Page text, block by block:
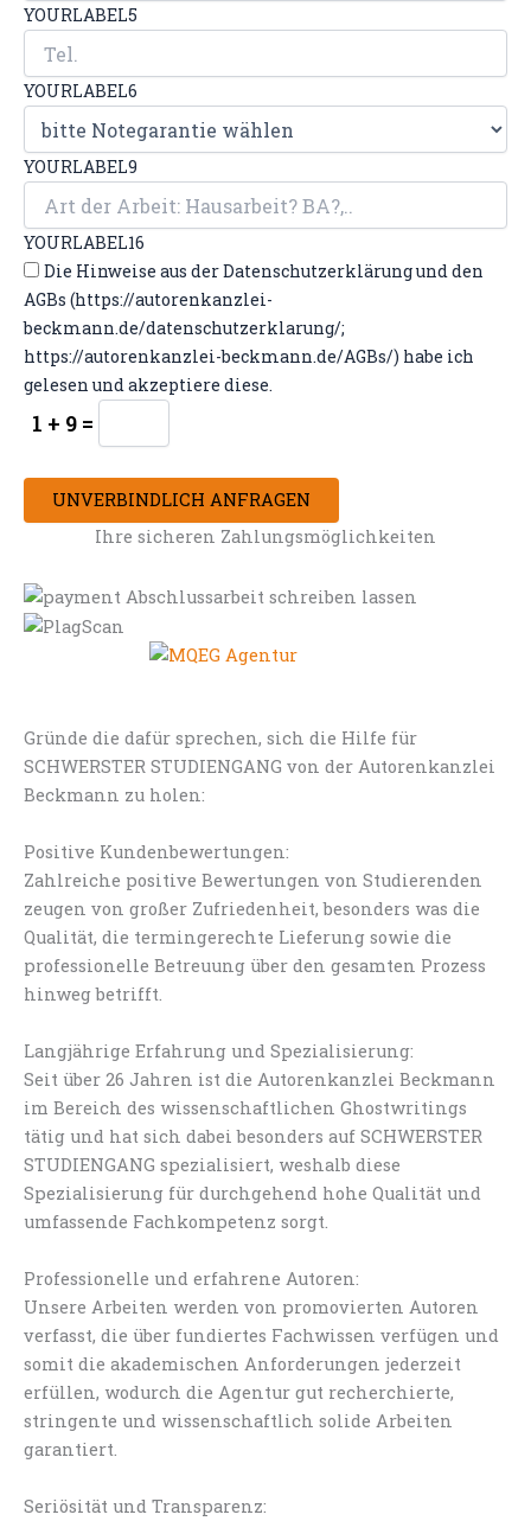
YOURLABEL5
YOURLABEL6
YOURLABEL9
YOURLABEL16
Die Hinweise aus der Datenschutzerklärung und den
AGBs (https://autorenkanzlei-
beckmann.de/datenschutzerklarung/;
https://autorenkanzlei-beckmann.de/AGBs/) habe ich
gelesen und akzeptiere diese.
1 + 9 =
UNVERBINDLICH ANFRAGEN
Ihre sicheren Zahlungsmöglichkeiten
Gründe die dafür sprechen, sich die Hilfe für
SCHWERSTER STUDIENGANG von der Autorenkanzlei
Beckmann zu holen:
Positive Kundenbewertungen:
Zahlreiche positive Bewertungen von Studierenden
zeugen von großer Zufriedenheit, besonders was die
Qualität, die termingerechte Lieferung sowie die
professionelle Betreuung über den gesamten Prozess
hinweg betrifft.
Langjährige Erfahrung und Spezialisierung:
Seit über 26 Jahren ist die Autorenkanzlei Beckmann
im Bereich des wissenschaftlichen Ghostwritings
tätig und hat sich dabei besonders auf SCHWERSTER
STUDIENGANG spezialisiert, weshalb diese
Spezialisierung für durchgehend hohe Qualität und
umfassende Fachkompetenz sorgt.
Professionelle und erfahrene Autoren:
Unsere Arbeiten werden von promovierten Autoren
verfasst, die über fundiertes Fachwissen verfügen und
somit die akademischen Anforderungen jederzeit
erfüllen, wodurch die Agentur gut recherchierte,
stringente und wissenschaftlich solide Arbeiten
garantiert.
Seriösität und Transparenz: